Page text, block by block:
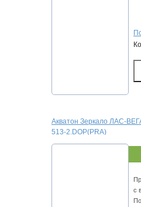
Акватон Зеркало ЛАС-
513-2.DOP(PRA)
с